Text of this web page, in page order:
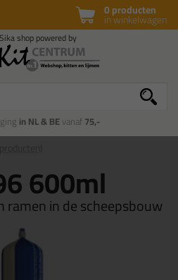
0 producten
in winkelwagen
in NL & BEvanaf75,-
600ml
ramen in de scheepsbouw